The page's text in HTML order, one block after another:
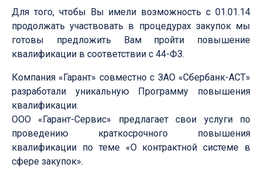
Для того, чтобы Вы имели возможность с 01.01.14
продолжать участвовать в процедурах закупок мы
готовы предложить Вам пройти повышение
квалификации в соответствии с 44-ФЗ.
Компания «Гарант» совместно с ЗАО «Сбербанк-АСТ»
разработали уникальную Программу повышения
квалификации.
ООО «Гарант-Сервис» предлагает свои услуги по
проведению краткосрочного повышения
квалификации по теме «О контрактной системе в
сфере закупок».